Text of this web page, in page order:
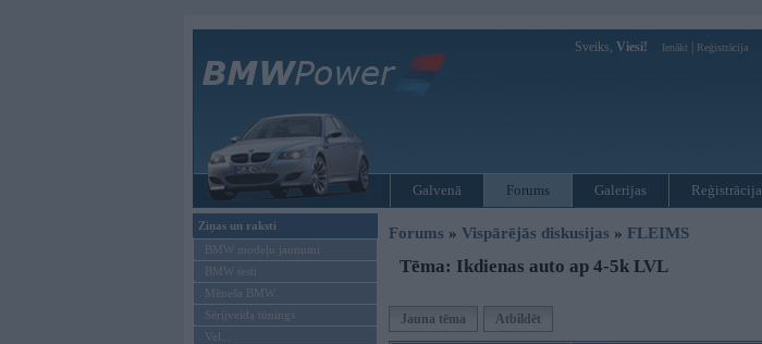
Sveiks, Viesi! Ienākt Reģistrācija
Galvenā Forums Galerijas Reģistrācija
Ziņas un raksti
BMW modeļu jaunumi
BMW testi
Mēneša BMW
Sērijveida tūnings
Vel...
Forums » Vispārējās diskusijas » FLEIMS
Tēma: Ikdienas auto ap 4-5k LVL
Jauna tēma Atbildēt